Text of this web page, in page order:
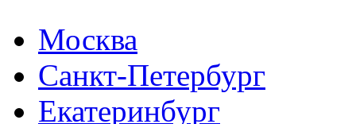
Москва
Санкт-Петербург
Екатеринбург